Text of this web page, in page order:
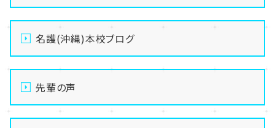
名護(沖縄)本校ブログ
先輩の声